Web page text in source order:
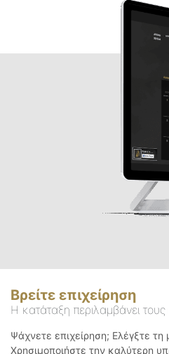
Βρείτε επιχείρηση
Η κατάταξη περιλαμβάνει
Ψάχνετε επιχείρηση; Ελέγξτε
Χρησιμοποιήστε την καλύτερη